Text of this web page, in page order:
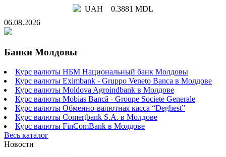
UAH
0.3881 MDL
06.08.2026
Банки Молдовы
Курс валюты НБМ Национальный банк Молдовы
Курс валюты Eximbank - Gruppo Veneto Banca в Молдове
Курс валюты Moldova Agroindbank в Молдове
Курс валюты Mobias Bancă - Groupe Societe Generale
Курс валюты Обменно-валютная касса “Deghest”
Курс валюты Comerţbank S.A. в Молдове
Курс валюты FinComBank в Молдове
Весь каталог
Новости